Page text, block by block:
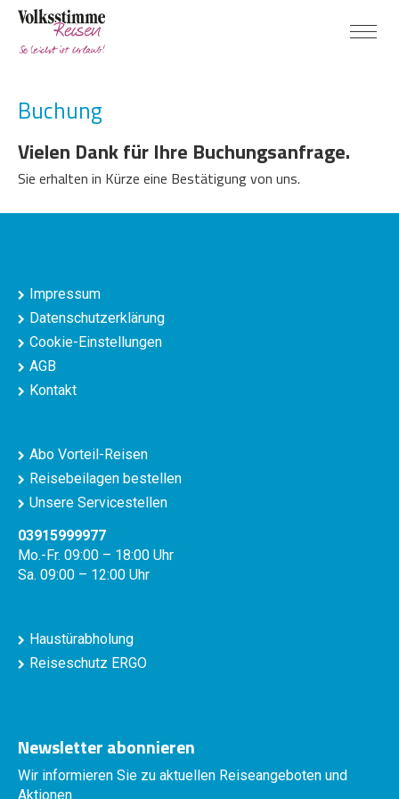
Buchung
Vielen Dank für Ihre Buchungsanfrage.
Sie erhalten in Kürze eine Bestätigung von uns.
Impressum
Datenschutzerklärung
Cookie-Einstellungen
AGB
Kontakt
Abo Vorteil-Reisen
Reisebeilagen bestellen
Unsere Servicestellen
03915999977
Mo.-Fr. 09:00 – 18:00 Uhr
Sa. 09:00 – 12:00 Uhr
Haustürabholung
Reiseschutz ERGO
Newsletter abonnieren
Wir informieren Sie zu aktuellen Reiseangeboten und
Aktionen.